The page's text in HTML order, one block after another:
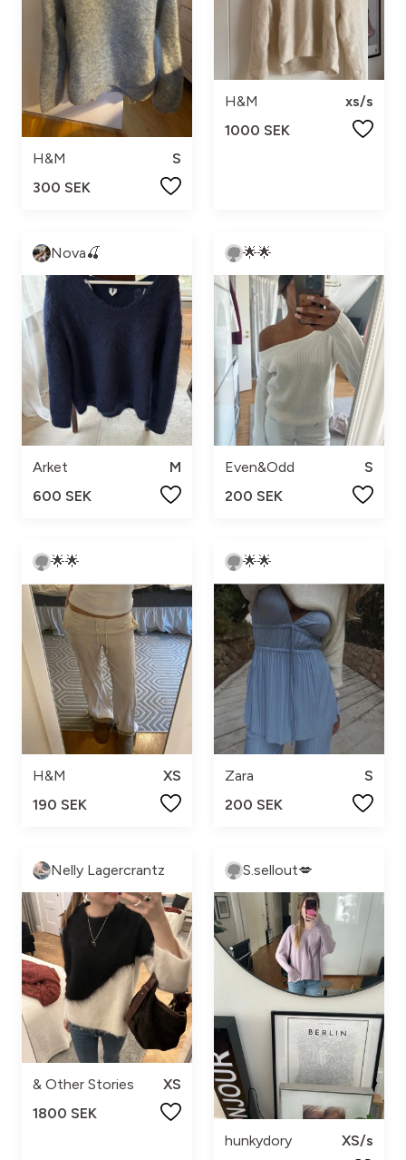
H&M
S
300 SEK
H&M
xs/s
1000 SEK
Nova🍒
Arket
M
600 SEK
🌟🌟
Even&Odd
S
200 SEK
🌟🌟
H&M
XS
190 SEK
🌟🌟
Zara
S
200 SEK
Nelly Lagercrantz
& Other Stories
XS
1800 SEK
S.sellout💋
hunkydory
XS/s